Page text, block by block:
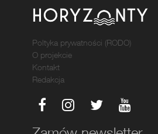
Poltyka prywatności (RODO)
O projekcie
Kontakt
Redakcja